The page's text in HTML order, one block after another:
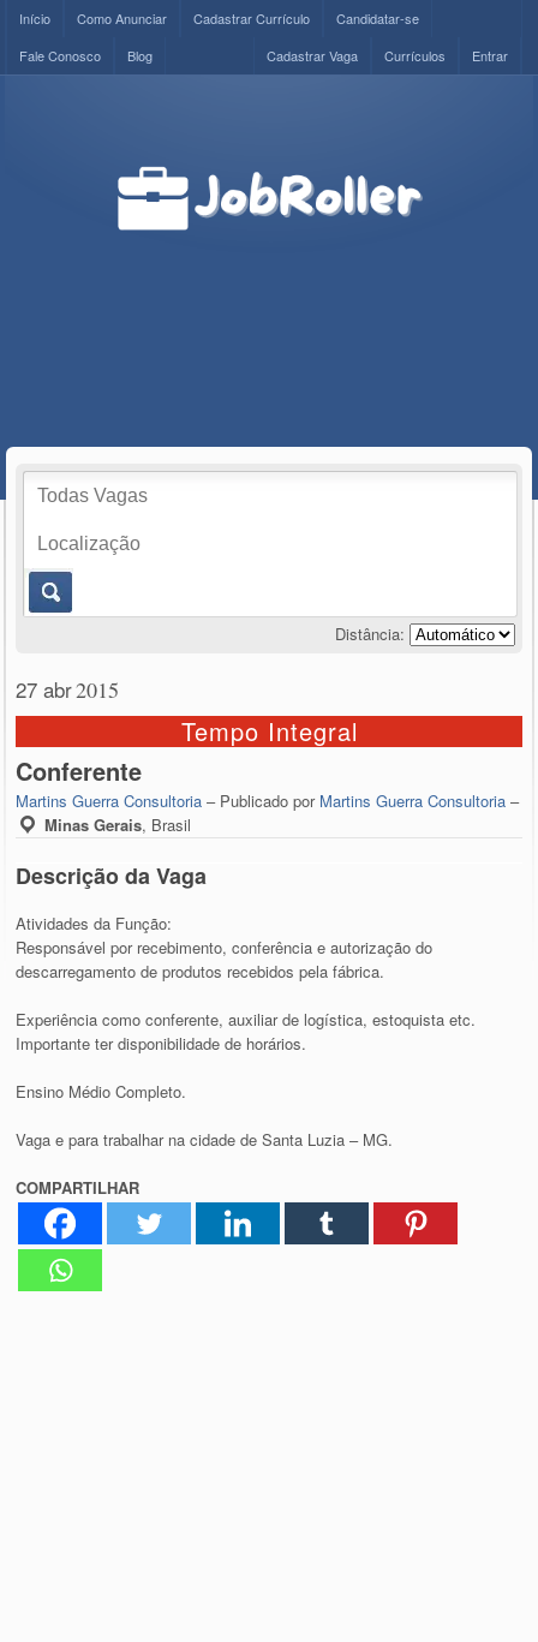
Início Como Anunciar Cadastrar Currículo
Candidatar-se
Fale Conosco
Blog Entrar
Currículos
Cadastrar Vaga
Distância:
27 abr2015
Tempo Integral
Conferente
Martins Guerra Consultoria – Publicado por Martins Guerra Consultoria –
Minas Gerais, Brasil
Descrição da Vaga
Atividades da Função:
Responsável por recebimento, conferência e autorização do
descarregamento de produtos recebidos pela fábrica.
Experiência como conferente, auxiliar de logística, estoquista etc.
Importante ter disponibilidade de horários.
Ensino Médio Completo.
Vaga e para trabalhar na cidade de Santa Luzia – MG.
COMPARTILHAR